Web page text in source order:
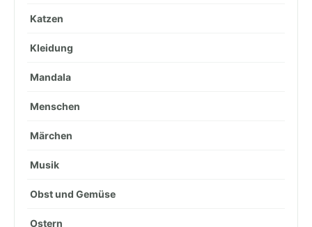
Katzen
Kleidung
Mandala
Menschen
Märchen
Musik
Obst und Gemüse
Ostern